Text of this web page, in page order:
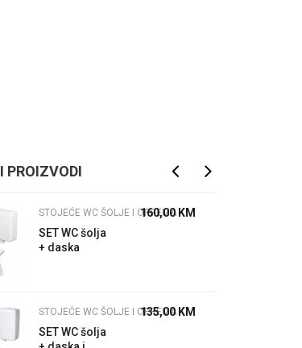
PROIZVODI
STOJEĆE WC ŠOLJE I OPREMA
SET WC šolja
+ daska
160,00KM
STOJEĆE WC ŠOLJE I OPREMA
SET WC šolja
135,00KM